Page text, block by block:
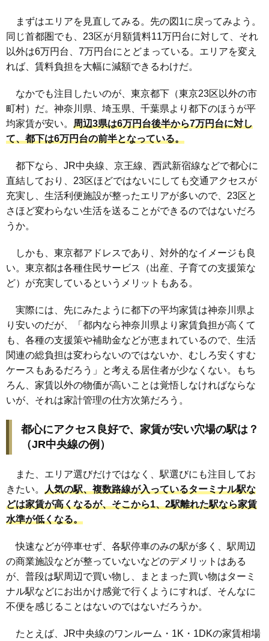
まずはエリアを見直してみる。先の図1に戻ってみよう。
同じ首都圏でも、23区が月額賃料11万円台に対して、それ
以外は6万円台、7万円台にとどまっている。エリアを変え
れば、賃料負担を大幅に減額できるわけだ。
なかでも注目したいのが、東京都下（東京23区以外の市
町村）だ。神奈川県、埼玉県、千葉県より都下のほうが平
均家賃が安い。 周辺3県は6万円台後半から7万円台に対し
て、都下は6万円台の前半となっている。
都下なら、JR中央線、京王線、西武新宿線などで都心に
直結しており、23区ほどではないにしても交通アクセスが
充実し、生活利便施設が整ったエリアが多いので、23区と
さほど変わらない生活を送ることができるのではないだろ
うか。
しかも、東京都アドレスであり、対外的なイメージも良
い。東京都は各種住民サービス（出産、子育ての支援策な
ど）が充実しているというメリットもある。
実際には、先にみたように都下の平均家賃は神奈川県よ
り安いのだが、「都内なら神奈川県より家賃負担が高くて
も、各種の支援策や補助金などが恵まれているので、生活
関連の総負担は変わらないのではないか、むしろ安くすむ
ケースもあるだろう」と考える居住者が少なくない。もち
ろん、家賃以外の物価が高いことは覚悟しなければならな
いが、それは家計管理の仕方次第だろう。
都心にアクセス良好で、家賃が安い穴場の駅は？
（JR中央線の例）
また、エリア選びだけではなく、駅選びにも注目してお
きたい。 人気の駅、複数路線が入っているターミナル駅な
どは家賃が高くなるが、そこから1、2駅離れた駅なら家賃
水準が低くなる。
快速などが停車せず、各駅停車のみの駅が多く、駅周辺
の商業施設などが整っていないなどのデメリットはある
が、普段は駅周辺で買い物し、まとまった買い物はターミ
ナル駅などにお出かけ感覚で行くようにすれば、そんなに
不便を感じることはないのではないだろうか。
たとえば、JR中央線のワンルーム・1K・1DKの家賃相場